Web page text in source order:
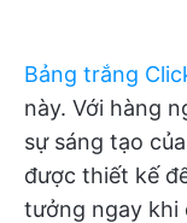
Bảng trắng
này. Với hàng
sự sáng tạo
được thiết kế
tưởng ngay khi